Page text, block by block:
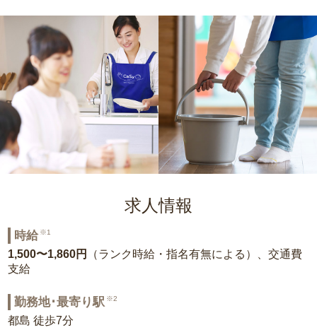
求人情報
時給 ※1
1,500〜1,860円
（ランク時給・指名有無による）、交通費
支給
勤務地･最寄り駅 ※2
都島 徒歩7分